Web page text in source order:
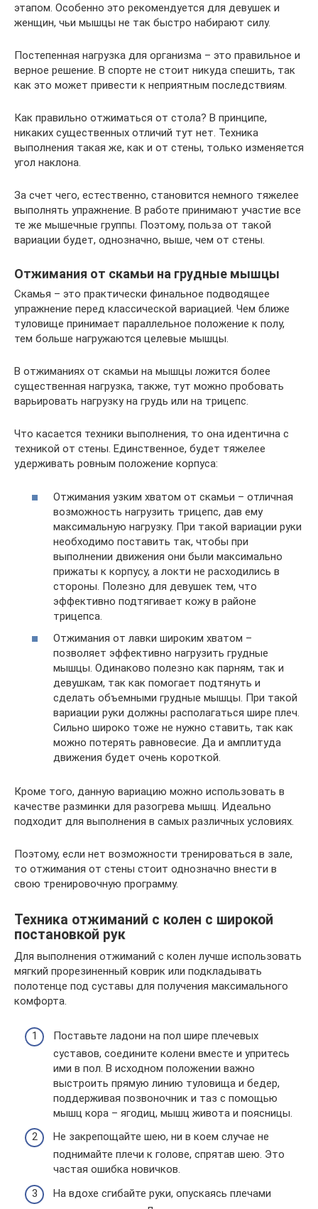
этапом. Особенно это рекомендуется для девушек и
женщин, чьи мышцы не так быстро набирают силу.
Постепенная нагрузка для организма – это правильное и
верное решение. В спорте не стоит никуда спешить, так
как это может привести к неприятным последствиям.
Как правильно отжиматься от стола? В принципе,
никаких существенных отличий тут нет. Техника
выполнения такая же, как и от стены, только изменяется
угол наклона.
За счет чего, естественно, становится немного тяжелее
выполнять упражнение. В работе принимают участие все
те же мышечные группы. Поэтому, польза от такой
вариации будет, однозначно, выше, чем от стены.
Отжимания от скамьи на грудные мышцы
Скамья – это практически финальное подводящее
упражнение перед классической вариацией. Чем ближе
туловище принимает параллельное положение к полу,
тем больше нагружаются целевые мышцы.
В отжиманиях от скамьи на мышцы ложится более
существенная нагрузка, также, тут можно пробовать
варьировать нагрузку на грудь или на трицепс.
Что касается техники выполнения, то она идентична с
техникой от стены. Единственное, будет тяжелее
удерживать ровным положение корпуса:
Отжимания узким хватом от скамьи – отличная
возможность нагрузить трицепс, дав ему
максимальную нагрузку. При такой вариации руки
необходимо поставить так, чтобы при
выполнении движения они были максимально
прижаты к корпусу, а локти не расходились в
стороны. Полезно для девушек тем, что
эффективно подтягивает кожу в районе
трицепса.
Отжимания от лавки широким хватом –
позволяет эффективно нагрузить грудные
мышцы. Одинаково полезно как парням, так и
девушкам, так как помогает подтянуть и
сделать объемными грудные мышцы. При такой
вариации руки должны располагаться шире плеч.
Сильно широко тоже не нужно ставить, так как
можно потерять равновесие. Да и амплитуда
движения будет очень короткой.
Кроме того, данную вариацию можно использовать в
качестве разминки для разогрева мышц. Идеально
подходит для выполнения в самых различных условиях.
Поэтому, если нет возможности тренироваться в зале,
то отжимания от стены стоит однозначно внести в
свою тренировочную программу.
Техника отжиманий с колен с широкой
постановкой рук
Для выполнения отжиманий с колен лучше использовать
мягкий прорезиненный коврик или подкладывать
полотенце под суставы для получения максимального
комфорта.
Поставьте ладони на пол шире плечевых
суставов, соедините колени вместе и упритесь
ими в пол. В исходном положении важно
выстроить прямую линию туловища и бедер,
поддерживая позвоночник и таз с помощью
мышц кора – ягодиц, мышц живота и поясницы.
Не закрепощайте шею, ни в коем случае не
поднимайте плечи к голове, спрятав шею. Это
частая ошибка новичков.
На вдохе сгибайте руки, опускаясь плечами